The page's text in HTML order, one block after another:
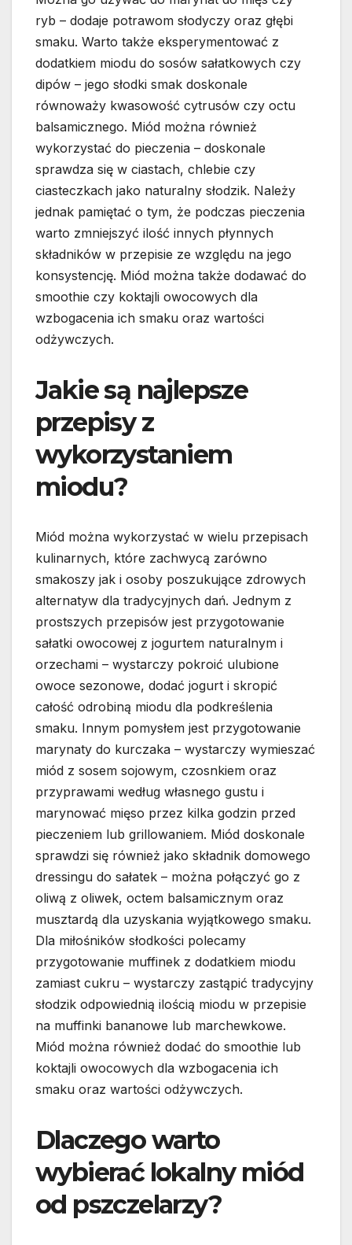
ryb – dodaje potrawom słodyczy oraz głębi
smaku. Warto także eksperymentować z
dodatkiem miodu do sosów sałatkowych czy
dipów – jego słodki smak doskonale
równoważy kwasowość cytrusów czy octu
balsamicznego. Miód można również
wykorzystać do pieczenia – doskonale
sprawdza się w ciastach, chlebie czy
ciasteczkach jako naturalny słodzik. Należy
jednak pamiętać o tym, że podczas pieczenia
warto zmniejszyć ilość innych płynnych
składników w przepisie ze względu na jego
konsystencję. Miód można także dodawać do
smoothie czy koktajli owocowych dla
wzbogacenia ich smaku oraz wartości
odżywczych.
Jakie są najlepsze
przepisy z
wykorzystaniem
miodu?
Miód można wykorzystać w wielu przepisach
kulinarnych, które zachwycą zarówno
smakoszy jak i osoby poszukujące zdrowych
alternatyw dla tradycyjnych dań. Jednym z
prostszych przepisów jest przygotowanie
sałatki owocowej z jogurtem naturalnym i
orzechami – wystarczy pokroić ulubione
owoce sezonowe, dodać jogurt i skropić
całość odrobiną miodu dla podkreślenia
smaku. Innym pomysłem jest przygotowanie
marynaty do kurczaka – wystarczy wymieszać
miód z sosem sojowym, czosnkiem oraz
przyprawami według własnego gustu i
marynować mięso przez kilka godzin przed
pieczeniem lub grillowaniem. Miód doskonale
sprawdzi się również jako składnik domowego
dressingu do sałatek – można połączyć go z
oliwą z oliwek, octem balsamicznym oraz
musztardą dla uzyskania wyjątkowego smaku.
Dla miłośników słodkości polecamy
przygotowanie muffinek z dodatkiem miodu
zamiast cukru – wystarczy zastąpić tradycyjny
słodzik odpowiednią ilością miodu w przepisie
na muffinki bananowe lub marchewkowe.
Miód można również dodać do smoothie lub
koktajli owocowych dla wzbogacenia ich
smaku oraz wartości odżywczych.
Dlaczego warto
wybierać lokalny miód
od pszczelarzy?